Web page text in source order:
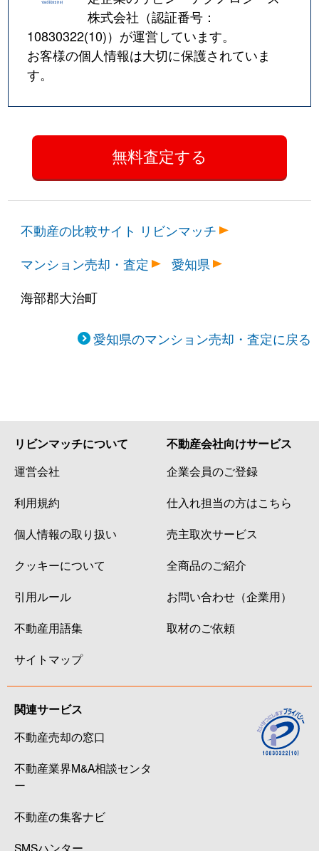
株式会社（認証番号：
10830322(10)）が運営しています。
お客様の個人情報は大切に保護されていま
す。
不動産の比較サイト リビンマッチ
マンション売却・査定
愛知県
海部郡大治町
愛知県のマンション売却・査定に戻る
リビンマッチについて
運営会社
利用規約
個人情報の取り扱い
クッキーについて
引用ルール
不動産用語集
サイトマップ
不動産会社向けサービス
企業会員のご登録
仕入れ担当の方はこちら
売主取次サービス
全商品のご紹介
お問い合わせ（企業用）
取材のご依頼
関連サービス
不動産売却の窓口
不動産業界M&A相談センタ
ー
不動産の集客ナビ
SMSハンター